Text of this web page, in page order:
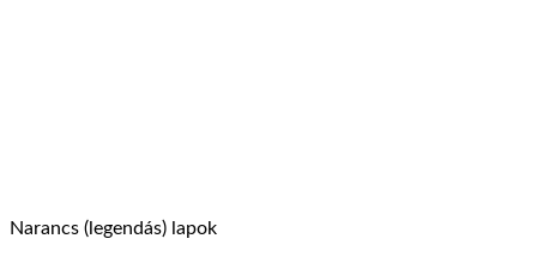
Narancs (legendás) lapok